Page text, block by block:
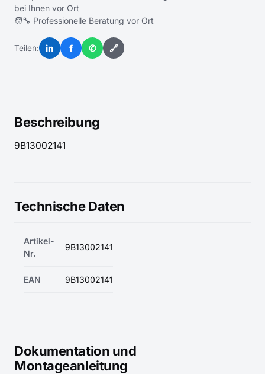
bei Ihnen vor Ort
🧑‍🔧 Professionelle Beratung vor Ort
Teilen: in f ✆ 🔗
Beschreibung
9B13002141
Technische Daten
Artikel-
Nr.
9B13002141
EAN 9B13002141
Dokumentation und
Montageanleitung